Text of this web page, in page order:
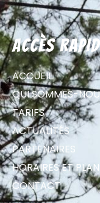
Accès
ACCUEIL
QUI SOMMES-
TARIFS
ACTUALITÉS
PARTENAIRES
HORAIRES ET
CONTACT